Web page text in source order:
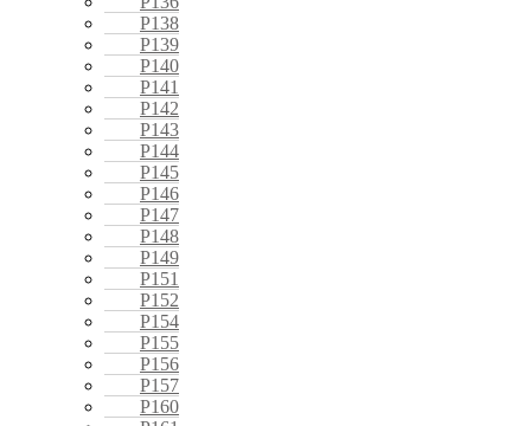
P138
P139
P140
P141
P142
P143
P144
P145
P146
P147
P148
P149
P151
P152
P154
P155
P156
P157
P160